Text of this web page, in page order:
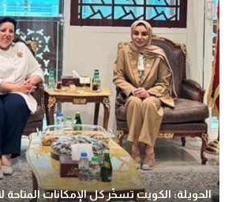
الحويلة: الكويت تسخّر كل الإمكانات المتاحة